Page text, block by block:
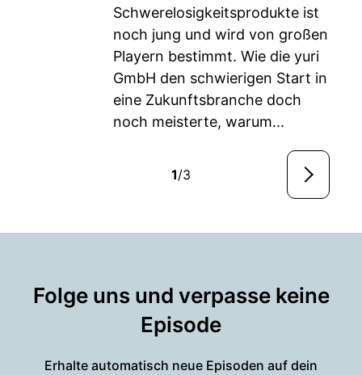
Schwerelosigkeitsprodukte ist
noch jung und wird von großen
Playern bestimmt. Wie die yuri
GmbH den schwierigen Start in
eine Zukunftsbranche doch
noch meisterte, warum...
1/3
Folge uns und verpasse keine
Episode
Erhalte automatisch neue Episoden auf dein